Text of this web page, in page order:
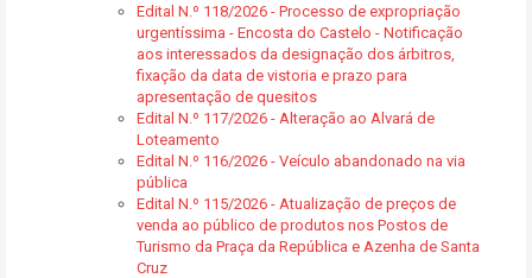
Edital N.º 118/2026 - Processo de expropriação
urgentíssima - Encosta do Castelo - Notificação
aos interessados da designação dos árbitros,
fixação da data de vistoria e prazo para
apresentação de quesitos
Edital N.º 117/2026 - Alteração ao Alvará de
Loteamento
Edital N.º 116/2026 - Veículo abandonado na via
pública
Edital N.º 115/2026 - Atualização de preços de
venda ao público de produtos nos Postos de
Turismo da Praça da República e Azenha de Santa
Cruz